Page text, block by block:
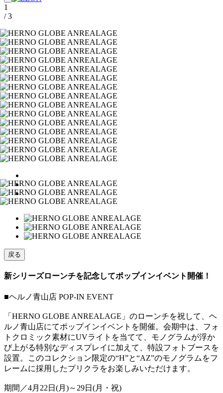
1
/ 3
戻る
新シリーズローンチを記念してポップインイベント開催！
■ヘルノ青山店 POP-IN EVENT
「HERNO GLOBE ANREALAGE」のローンチを祝して、ヘ
ルノ青山店にてポップインイベントを開催。会期中は、フォ
トクロミック素材にUVライトを当てて、モノグラムが浮か
び上がる特別なディスプレイに加えて、特設フォトブースを
設置。このコレクション限定の“H”と“AZ”のモノグラムをフ
レームに採用したプリクラをお楽しみいただけます。
期間／4月22日(月)～29日(月・祝)